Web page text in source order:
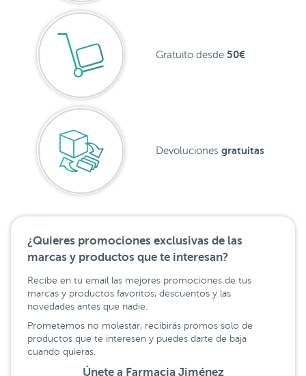
Gratuito desde 50€
Devoluciones gratuitas
¿Quieres promociones exclusivas de las
marcas y productos que te interesan?
Recibe en tu email las mejores promociones de tus
marcas y productos favoritos, descuentos y las
novedades antes que nadie.
Prometemos no molestar, recibirás promos solo de
productos que te interesen y puedes darte de baja
cuando quieras.
Únete a Farmacia Jiménez